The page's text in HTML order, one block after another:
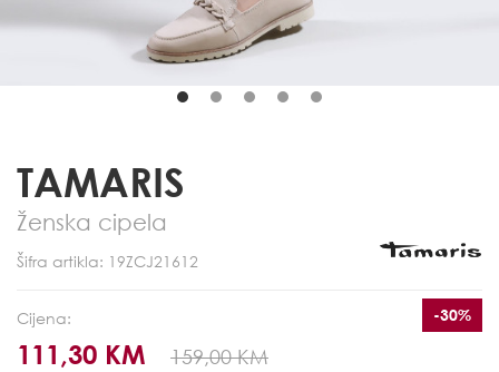
TAMARIS
Ženska cipela
Šifra artikla: 19ZCJ21612
Cijena:
111,30 KM 159,00 KM
-30%